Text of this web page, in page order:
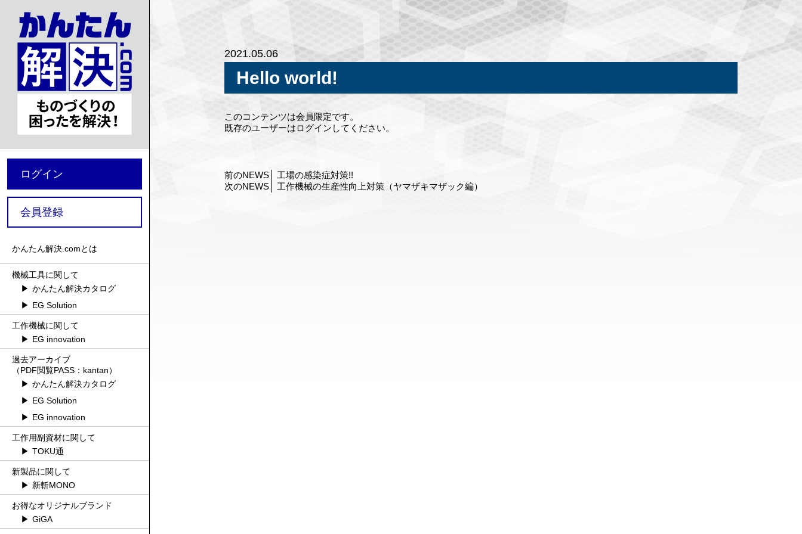
ログイン
会員登録
かんたん解決.comとは
機械工具に関して
かんたん解決カタログ
EG Solution
工作機械に関して
EG innovation
過去アーカイブ
（PDF閲覧PASS：kantan）
かんたん解決カタログ
EG Solution
EG innovation
工作用副資材に関して
TOKU通
新製品に関して
新斬MONO
お得なオリジナルブランド
GiGA
2021.05.06
Hello world!
このコンテンツは会員限定です。
既存のユーザーはログインしてください。
前のNEWS
工場の感染症対策!!
次のNEWS
工作機械の生産性向上対策（ヤマザキマザック編）